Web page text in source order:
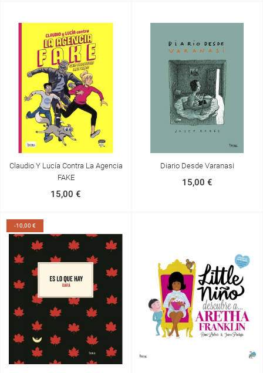
Claudio Y Lucía Contra La Agencia
FAKE
15,00 €
Diario Desde Varanasi
15,00 €
-10,00 €
CREAR LISTA DE DESEOS